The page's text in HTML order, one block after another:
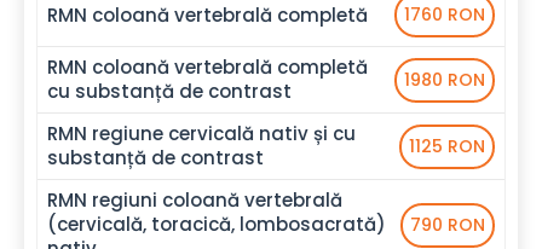
RMN coloană vertebrală completă 1760 RON
RMN coloană vertebrală completă
cu substanță de contrast
1980 RON
RMN regiune cervicală nativ și cu
substanță de contrast
1125 RON
RMN regiuni coloană vertebrală
(cervicală, toracică, lombosacrată)
790 RON